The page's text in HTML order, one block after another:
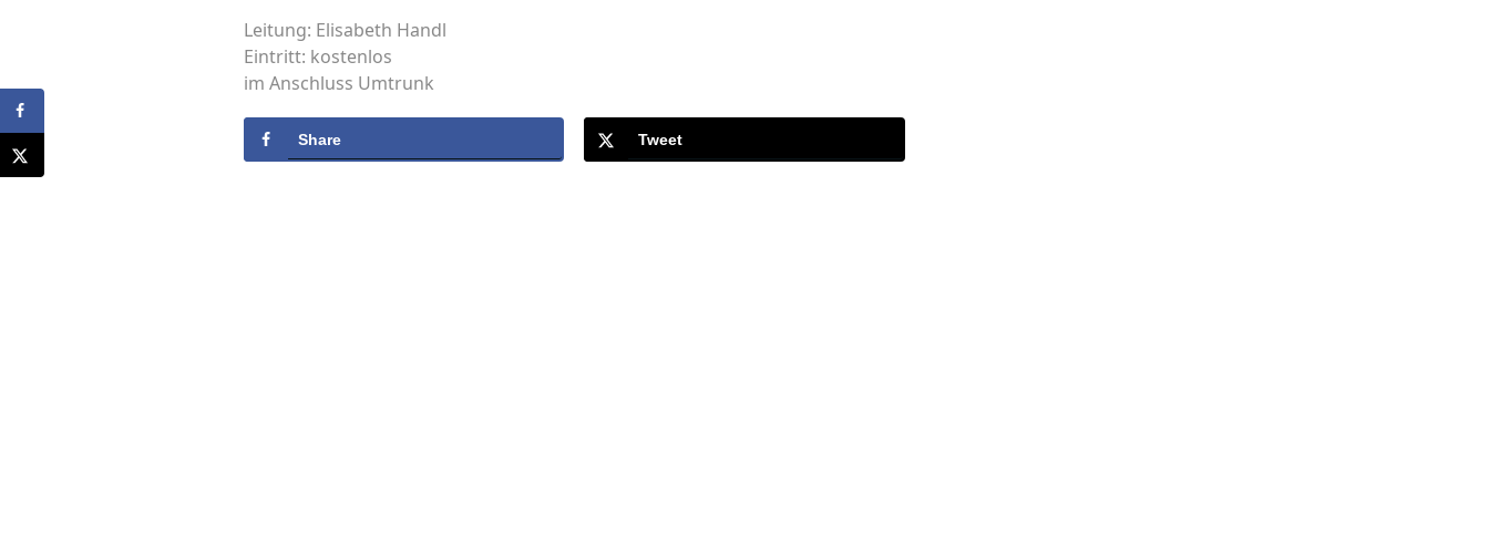
Leitung: Elisabeth Handl
Eintritt: kostenlos
im Anschluss Umtrunk
Share Tweet